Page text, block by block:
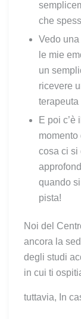
che
Vedo
le mie
un
ricevere
terapeuta
E poi c’è
cosa ci si
quando
pista!
Noi del
ancora la
degli studi
in cui ti
tuttavia, In